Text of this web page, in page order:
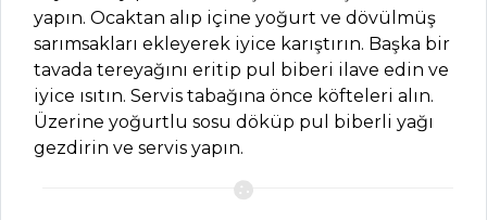
PASTA VE
TATLILAR
Tarte Tatin
Tarifi, Nasıl Yapılır?
yapın. Ocaktan alıp içine yoğurt ve dövülmüş
sarımsakları ekleyerek iyice karıştırın. Başka bir
tavada tereyağını eritip pul biberi ilave edin ve
iyice ısıtın. Servis tabağına önce köfteleri alın.
Üzerine yoğurtlu sosu döküp pul biberli yağı
gezdirin ve servis yapın.